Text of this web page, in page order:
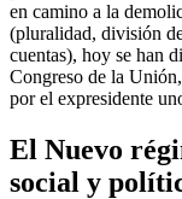
en camino a la
(pluralidad, división
cuentas), hoy se han
Congreso de la
por el expresidente
El Nuevo
social y